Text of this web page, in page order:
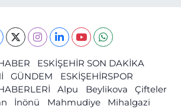
ESKİŞEHİR SON DAKİKA
GÜNDEM
ESKİŞEHİRSPOR
Alpu Beylikova
Çifteler
İnönü Mahmudiye
Mihalgazi